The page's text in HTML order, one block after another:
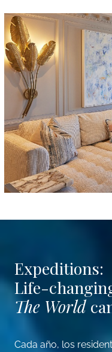
Expeditions:
Life-
The World
Cada año, los